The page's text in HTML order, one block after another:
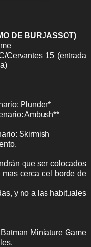
DE BURJASSOT)
Cervantes 15 (entrada
Plunder*
Ambush**
Skirmish
que ser colocados
cerca del borde de
y no a las habituales
Miniature Game